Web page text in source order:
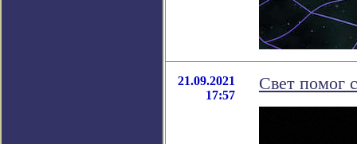
21.09.2021
17:57
Свет помог